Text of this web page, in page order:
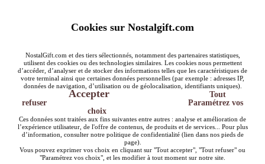
Cookies sur Nostalgift.com
NostalGift.com et des tiers sélectionnés, notamment des partenaires statistiques,
utilisent des cookies ou des technologies similaires. Les cookies nous permettent
d’accéder, d’analyser et de stocker des informations telles que les caractéristiques de
votre terminal ainsi que certaines données personnelles (par exemple : adresses IP,
données de navigation, d’utilisation ou de géolocalisation, identifiants uniques).
Accepter
Tout
refuser
Paramétrez vos
choix
Ces données sont traitées aux fins suivantes entre autres : analyse et amélioration de
l’expérience utilisateur, de l'offre de contenus, de produits et de services... Pour plus
d’information, consulter notre politique de confidentialité (lien dans nos pieds de
page).
Vous pouvez exprimer vos choix en cliquant sur "Tout accepter", "Tout refuser" ou
"Paramétrez vos choix", et les modifier à tout moment sur notre site.